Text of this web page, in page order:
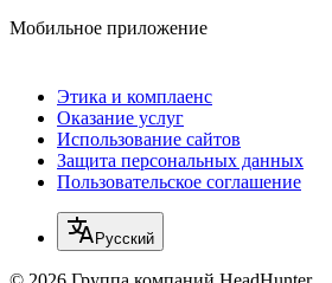
Мобильное приложение
Этика и комплаенс
Оказание услуг
Использование сайтов
Защита персональных данных
Пользовательское соглашение
Русский